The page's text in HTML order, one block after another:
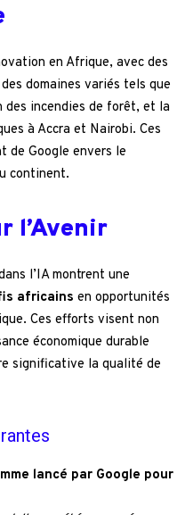
en Afrique, avec des
domaines variés tels que
incendies de forêt, et la
à Accra et Nairobi. Ces
de Google envers le
continent.
l’Avenir
l’IA montrent une
africains en opportunités
Ces efforts visent non
économique durable
significative la qualité de
lancé par Google pour